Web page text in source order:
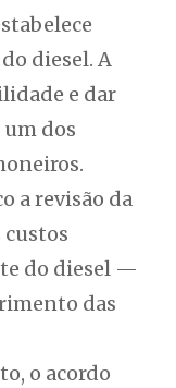
diesel. A
e dar
dos
a revisão da
custos
do diesel —
das
o acordo